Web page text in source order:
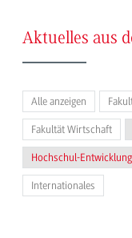
Aktuelles aus
Alle anzeigen
Fakultät Wirtschaft
Hochschul-Entwicklung
Internationales